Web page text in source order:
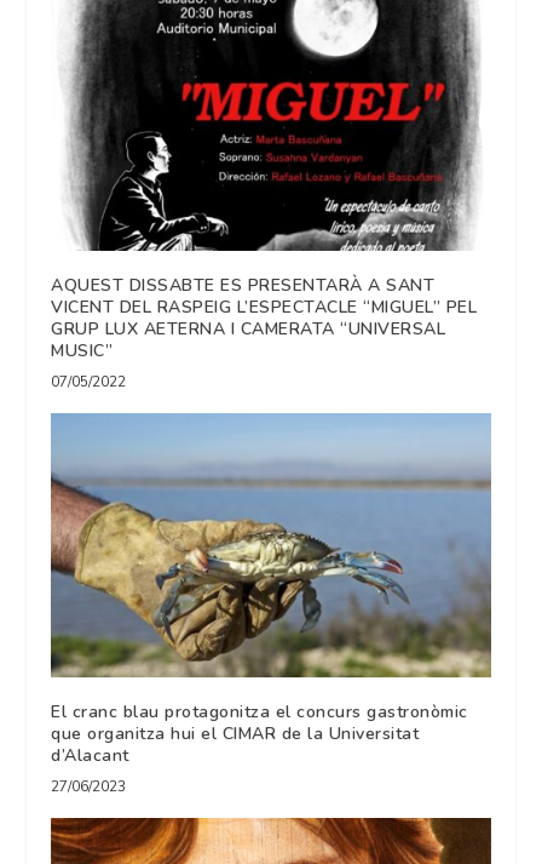
AQUEST DISSABTE ES PRESENTARÀ A SANT
VICENT DEL RASPEIG L’ESPECTACLE “MIGUEL” PEL
GRUP LUX AETERNA I CAMERATA “UNIVERSAL
MUSIC”
07/05/2022
El cranc blau protagonitza el concurs gastronòmic
que organitza hui el CIMAR de la Universitat
d’Alacant
27/06/2023